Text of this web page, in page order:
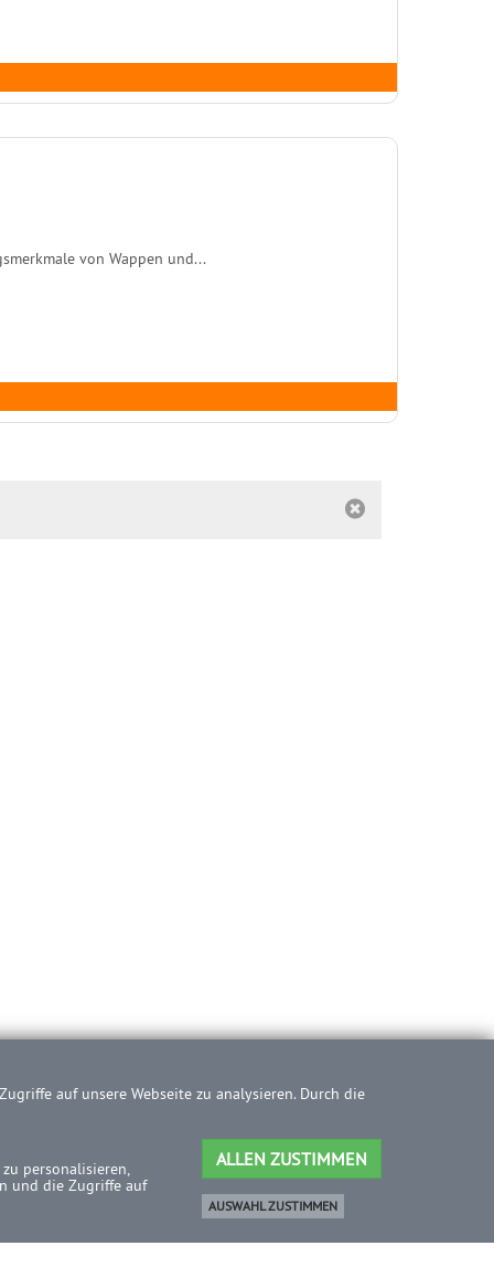
von Wappen und...
auf unsere Webseite zu analysieren. Durch die
personalisieren,
und die Zugriffe auf
ALLEN ZUSTIMMEN
AUSWAHL ZUSTIMMEN